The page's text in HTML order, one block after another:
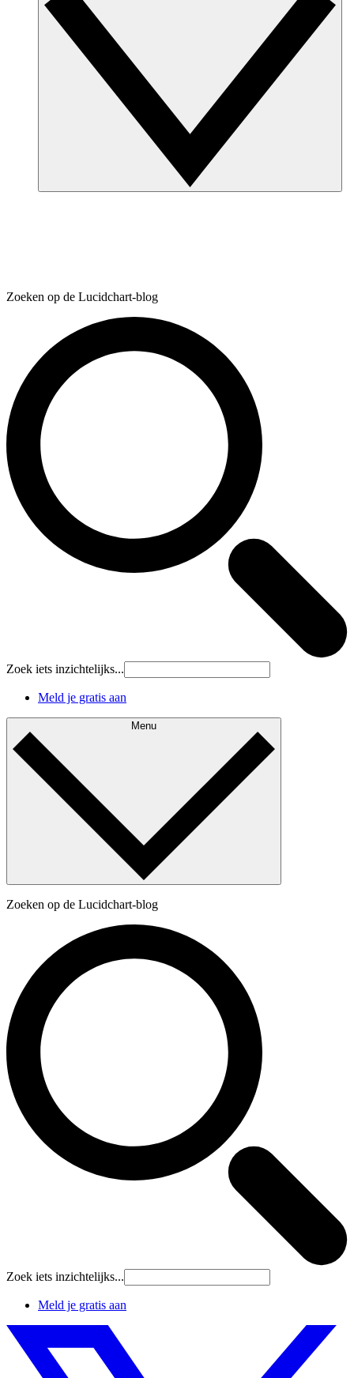
Zoeken op de Lucidchart-blog
Zoek iets inzichtelijks...
Meld je gratis aan
Menu
Zoeken op de Lucidchart-blog
Zoek iets inzichtelijks...
Meld je gratis aan